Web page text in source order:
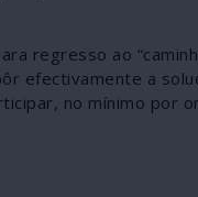
regresso ao
efectivamente a
no mínimo por